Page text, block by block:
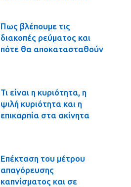
Πως βλέπουμε τις
διακοπές ρεύματος και
πότε θα αποκατασταθούν
Τι είναι η κυριότητα, η
ψιλή κυριότητα και η
επικαρπία στα ακίνητα
Επέκταση του μέτρου
απαγόρευσης
καπνίσματος και σε